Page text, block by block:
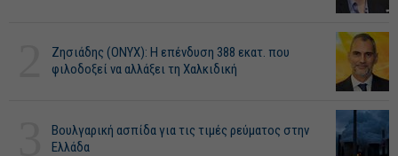
Ζησιάδης (ONYX): Η επένδυση 388 εκατ. που
φιλοδοξεί να αλλάξει τη Χαλκιδική
Βουλγαρική ασπίδα για τις τιμές ρεύματος στην
Ελλάδα